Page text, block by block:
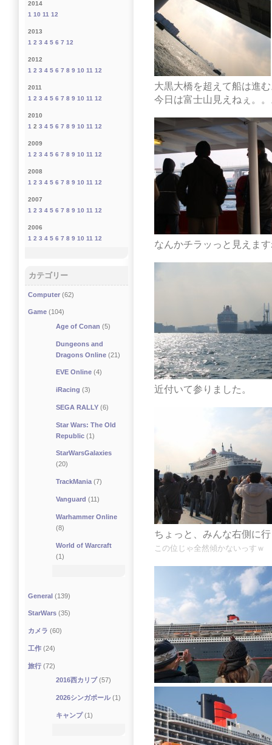
大黒大橋を超えて船は進
今日は富士山見えねぇ。
なんかチラッっと見えま
近付いて参りました。
ちょっと、みんな右側に
この位じゃ全然傾かないっすｗ
2014
1 10 11 12
2013
1 2 3 4 5 6 7 12
2012
1 2 3 4 5 6 7 8 9 10 11 12
2011
1 2 3 4 5 6 7 8 9 10 11 12
2010
1 2 3 4 5 6 7 8 9 10 11 12
2009
1 2 3 4 5 6 7 8 9 10 11 12
2008
1 2 3 4 5 6 7 8 9 10 11 12
2007
1 2 3 4 5 6 7 8 9 10 11 12
2006
1 2 3 4 5 6 7 8 9 10 11 12
カテゴリー
Computer (62)
Game (104)
Age of Conan (5)
Dungeons and
Dragons Online(21)
EVE Online(4)
iRacing (3)
SEGA RALLY(6)
Star Wars: The Old
Republic(1)
StarWarsGalaxies
(20)
TrackMania(7)
Vanguard (11)
Warhammer Online
(8)
World of Warcraft
(1)
General (139)
StarWars (35)
カメラ (60)
工作 (24)
旅行 (72)
2016西カリブ(57)
2026シンガポール(1)
キャンプ(1)